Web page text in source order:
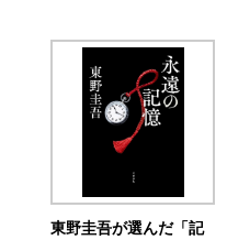
東野圭吾が選んだ「記